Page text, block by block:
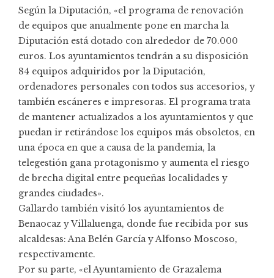
Según la Diputación, «el programa de renovación
de equipos que anualmente pone en marcha la
Diputación está dotado con alrededor de 70.000
euros. Los ayuntamientos tendrán a su disposición
84 equipos adquiridos por la Diputación,
ordenadores personales con todos sus accesorios, y
también escáneres e impresoras. El programa trata
de mantener actualizados a los ayuntamientos y que
puedan ir retirándose los equipos más obsoletos, en
una época en que a causa de la pandemia, la
telegestión gana protagonismo y aumenta el riesgo
de brecha digital entre pequeñas localidades y
grandes ciudades».
Gallardo también visitó los ayuntamientos de
Benaocaz y Villaluenga, donde fue recibida por sus
alcaldesas: Ana Belén García y Alfonso Moscoso,
respectivamente.
Por su parte, «el Ayuntamiento de Grazalema